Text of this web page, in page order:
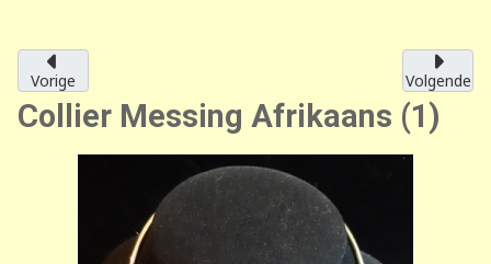
Vorige Volgende
Collier Messing Afrikaans (1)